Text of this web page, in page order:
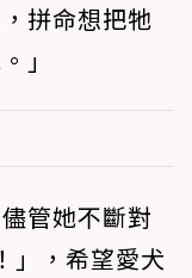
拼命想把牠
」
管她不斷對
」，希望愛犬